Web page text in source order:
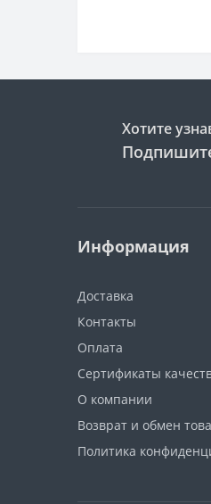
Хотите
Информация
Доставка
Контакты
Оплата
Сертификаты
О компании
Возврат и обмен
Политика